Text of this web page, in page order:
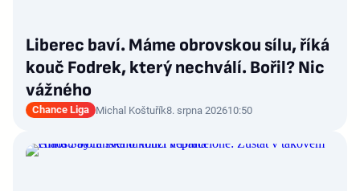
Liberec baví. Máme obrovskou sílu, říká
kouč Fodrek, který nechválí. Bořil? Nic
vážného
Chance Liga Michal Koštuřík8. srpna 202610:50